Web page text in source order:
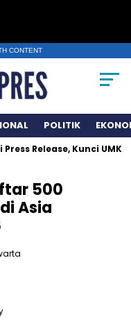
CONTENT
POLITIK
Kunci UMKM
500
Asia